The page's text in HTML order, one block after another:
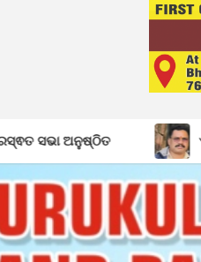
ଏମ୍. ରାମପୁର ବିଜେପି